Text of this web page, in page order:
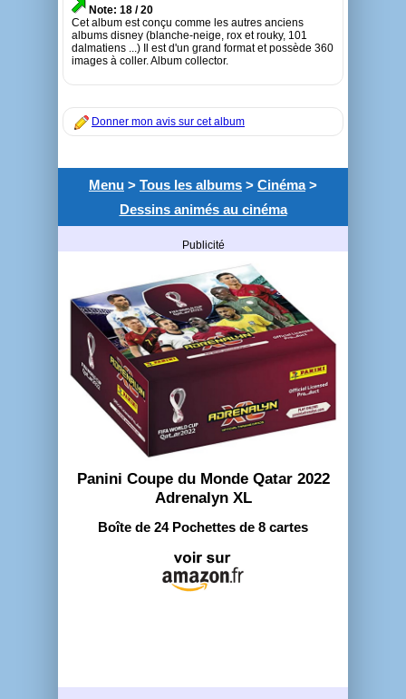
Note: 18 / 20
Cet album est conçu comme les autres anciens
albums disney (blanche-neige, rox et rouky, 101
dalmatiens ...) Il est d'un grand format et possède 360
images à coller. Album collector.
Donner mon avis sur cet album
Menu > Tous les albums > Cinéma>
Dessins animés au cinéma
Publicité
Panini Coupe du Monde Qatar 2022
Adrenalyn XL
Boîte de 24 Pochettes de 8 cartes